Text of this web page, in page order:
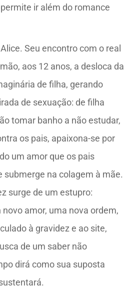
ir além do romance
Seu encontro com o real
aos 12 anos, a desloca da
de filha, gerando
de sexuação: de filha
tomar banho a não estudar,
os pais, apaixona-se por
um amor que os pais
submerge na colagem à mãe.
surge de um estupro:
amor, uma nova ordem,
à gravidez e ao site,
de um saber não
dirá como sua suposta